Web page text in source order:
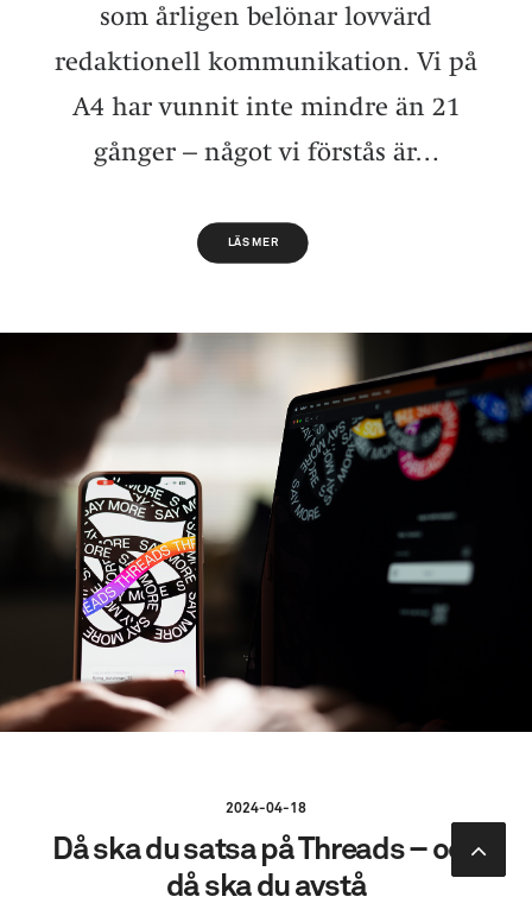
som årligen belönar lovvärd
redaktionell kommunikation. Vi på
A4 har vunnit inte mindre än 21
gånger – något vi förstås är…
LÄS MER
2024-04-18
Då ska du satsa på Threads – och
då ska du avstå